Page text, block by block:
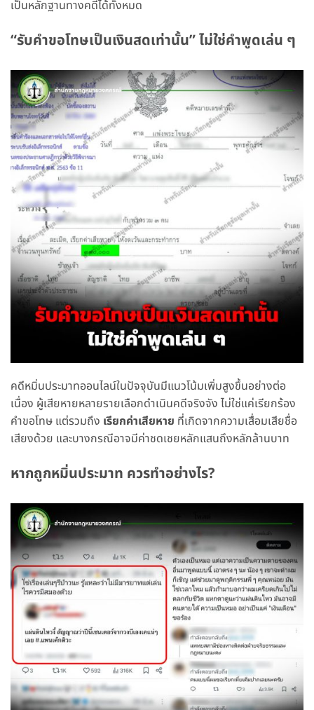
เป็นหลักฐานทางคดีได้ทั้งหมด
“รับคำขอโทษเป็นเงินสดเท่านั้น” ไม่ใช่คำพูดเล่น ๆ
คดีหมิ่นประมาทออนไลน์ในปัจจุบันมีแนวโน้มเพิ่มสูงขึ้นอย่างต่อ
เนื่อง ผู้เสียหายหลายรายเลือกดำเนินคดีจริงจัง ไม่ใช่แค่เรียกร้อง
คำขอโทษ แต่รวมถึง เรียกค่าเสียหาย ที่เกิดจากความเสื่อมเสียชื่อ
เสียงด้วย และบางกรณีอาจมีค่าชดเชยหลักแสนถึงหลักล้านบาท
หากถูกหมิ่นประมาท ควรทำอย่างไร?